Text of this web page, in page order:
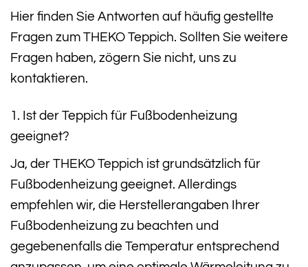
Hier finden Sie Antworten auf häufig gestellte
Fragen zum THEKO Teppich. Sollten Sie weitere
Fragen haben, zögern Sie nicht, uns zu
kontaktieren.
1. Ist der Teppich für Fußbodenheizung
geeignet?
Ja, der THEKO Teppich ist grundsätzlich für
Fußbodenheizung geeignet. Allerdings
empfehlen wir, die Herstellerangaben Ihrer
Fußbodenheizung zu beachten und
gegebenenfalls die Temperatur entsprechend